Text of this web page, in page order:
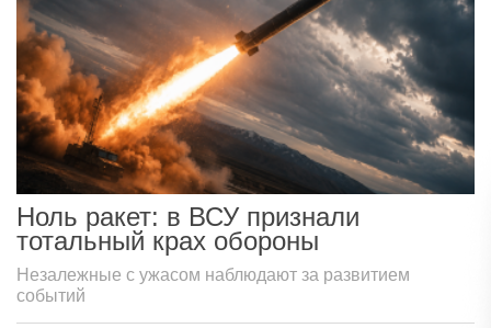
Ноль ракет: в ВСУ признали
тотальный крах обороны
Незалежные с ужасом наблюдают за развитием
событий